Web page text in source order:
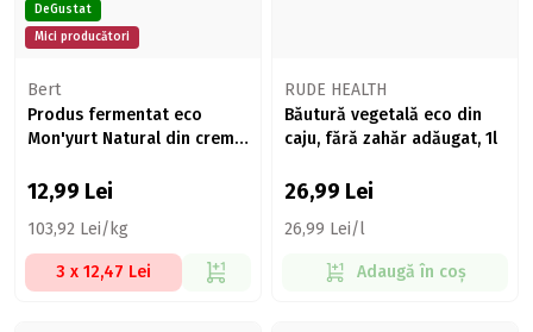
DeGustat
Mici producători
Bert
Produs fermentat eco
Mon'yurt Natural din cremă
12,99 Lei
103,92 Lei/kg
3 x 12,47 Lei
RUDE HEALTH
Băutură vegetală eco din
caju, fără zahăr adăugat, 1l
26,99 Lei
26,99 Lei/l
Adaugă în coș